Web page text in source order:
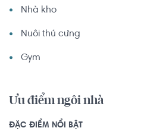
Nhà kho
Nuôi thú cưng
Gym
Ưu điểm ngôi nhà
ĐẶC ĐIỂM NỔI BẬT